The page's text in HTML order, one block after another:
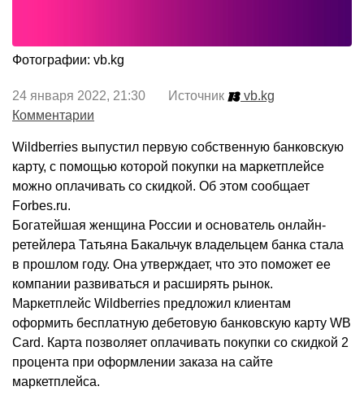
Фотографии: vb.kg
24 января 2022, 21:30 Источник
vb.kg
Комментарии
Wildberries выпустил первую собственную банковскую
карту, с помощью которой покупки на маркетплейсе
можно оплачивать со скидкой. Об этом сообщает
Forbes.ru.
Богатейшая женщина России и основатель онлайн-
ретейлера Татьяна Бакальчук владельцем банка стала
в прошлом году. Она утверждает, что это поможет ее
компании развиваться и расширять рынок.
Маркетплейс Wildberries предложил клиентам
оформить бесплатную дебетовую банковскую карту WB
Card. Карта позволяет оплачивать покупки со скидкой 2
процента при оформлении заказа на сайте
маркетплейса.